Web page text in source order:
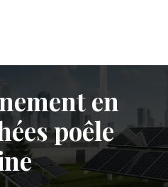
en
poêle